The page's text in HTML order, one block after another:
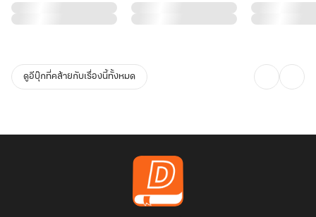
ดูอีบุ๊กที่คล้ายกับเรื่องนี้ทั้งหมด